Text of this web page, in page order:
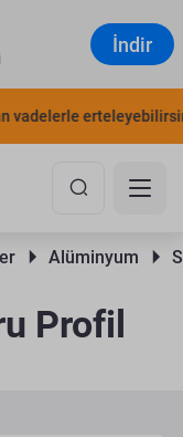
İndir
erteleyebilirsiniz.
Alüminyum
Profil